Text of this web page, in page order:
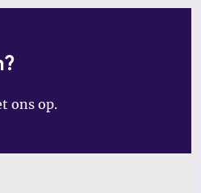
ons op.